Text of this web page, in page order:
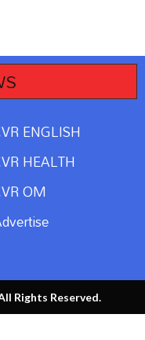
ENGLISH
HEALTH
OM
Rights Reserved.